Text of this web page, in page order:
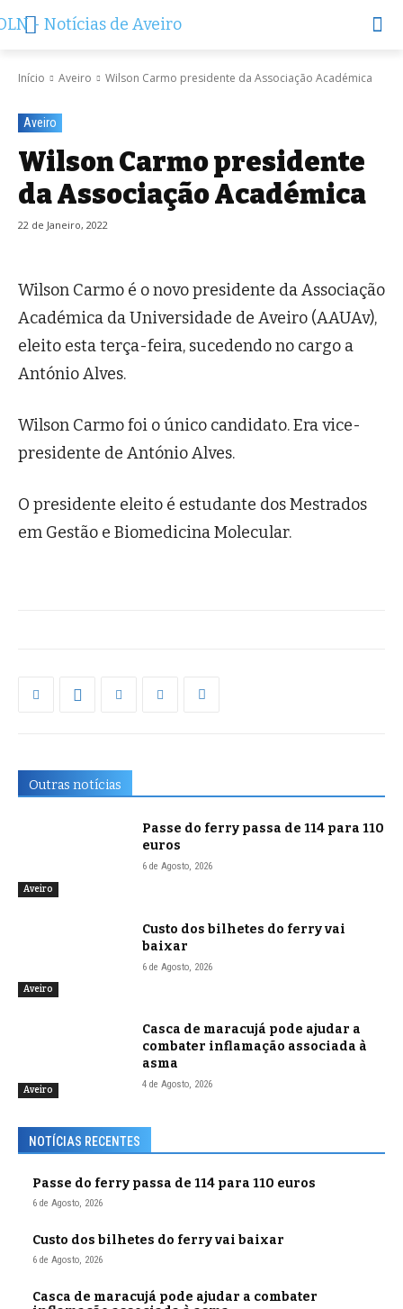
Início Aveiro Wilson Carmo presidente da Associação Académica
Aveiro
Wilson Carmo presidente
da Associação Académica
22 de Janeiro, 2022
Wilson Carmo é o novo presidente da Associação
Académica da Universidade de Aveiro (AAUAv),
eleito esta terça-feira, sucedendo no cargo a
António Alves.
Wilson Carmo foi o único candidato. Era vice-
presidente de António Alves.
O presidente eleito é estudante dos Mestrados
em Gestão e Biomedicina Molecular.
Outras notícias
Aveiro
Passe do ferry passa de 114 para 110
euros
6 de Agosto, 2026
Aveiro
Custo dos bilhetes do ferry vai
baixar
6 de Agosto, 2026
Aveiro
Casca de maracujá pode ajudar a
combater inflamação associada à
asma
4 de Agosto, 2026
NOTÍCIAS RECENTES
Passe do ferry passa de 114 para 110 euros
6 de Agosto, 2026
Custo dos bilhetes do ferry vai baixar
6 de Agosto, 2026
Casca de maracujá pode ajudar a combater